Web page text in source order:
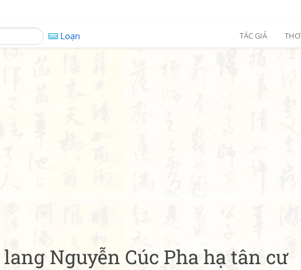
Loạn TÁC GIẢ THƠ
Nguyễn Cúc Pha hạ tân cư